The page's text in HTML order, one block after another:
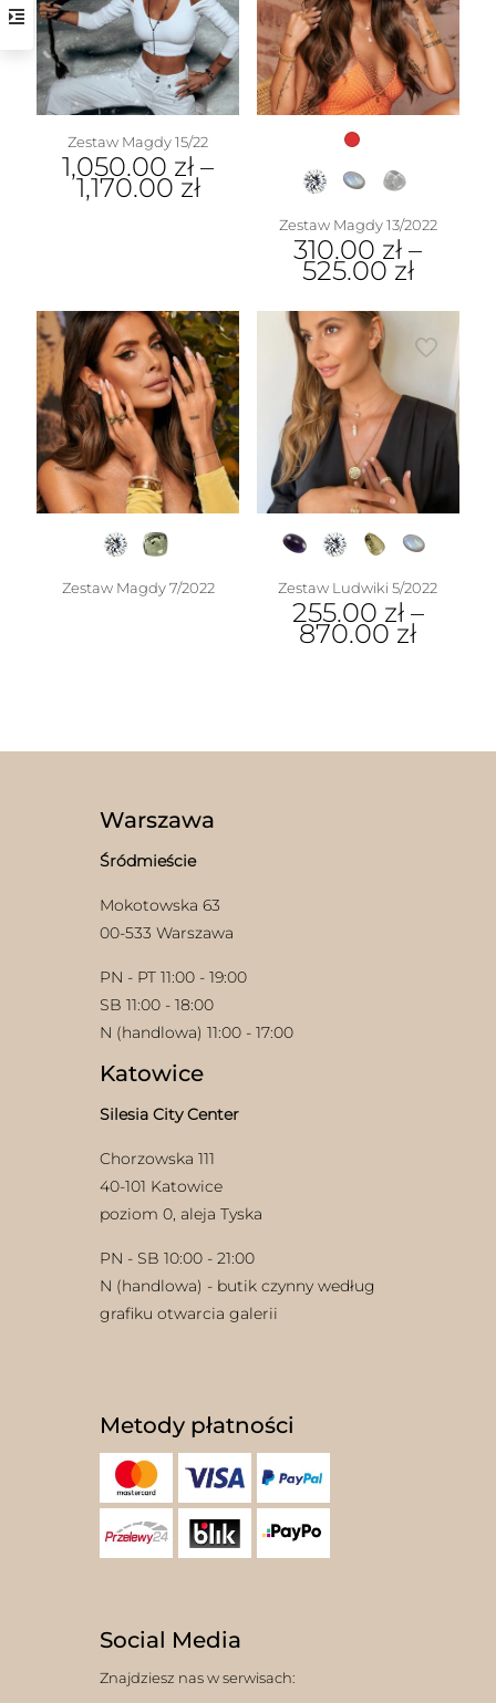
Zestaw Magdy 15/22
1,050.00 zł –
1,170.00 zł
Zestaw Magdy 13/2022
310.00 zł –
525.00 zł
Zestaw Magdy 7/2022 Zestaw Ludwiki 5/2022
255.00 zł–
870.00 zł
Warszawa
Śródmieście
Mokotowska 63
00-533 Warszawa
PN - PT 11:00 - 19:00
SB 11:00 - 18:00
N (handlowa) 11:00 - 17:00
Katowice
Silesia City Center
Chorzowska 111
40-101 Katowice
poziom 0, aleja Tyska
PN - SB 10:00 - 21:00
N (handlowa) - butik czynny według
grafiku otwarcia galerii
Metody płatności
Social Media
Znajdziesz nas w serwisach: